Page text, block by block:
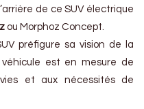
de ce SUV électrique
ou Morphoz Concept.
préfigure sa vision de la
est en mesure de
et aux nécessités de